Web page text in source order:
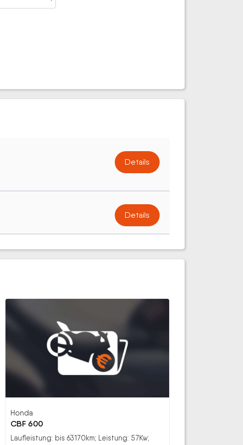
Details
Details
Honda
CBF 600
Laufleistung: bis 63170km; Leistung: 57Kw;